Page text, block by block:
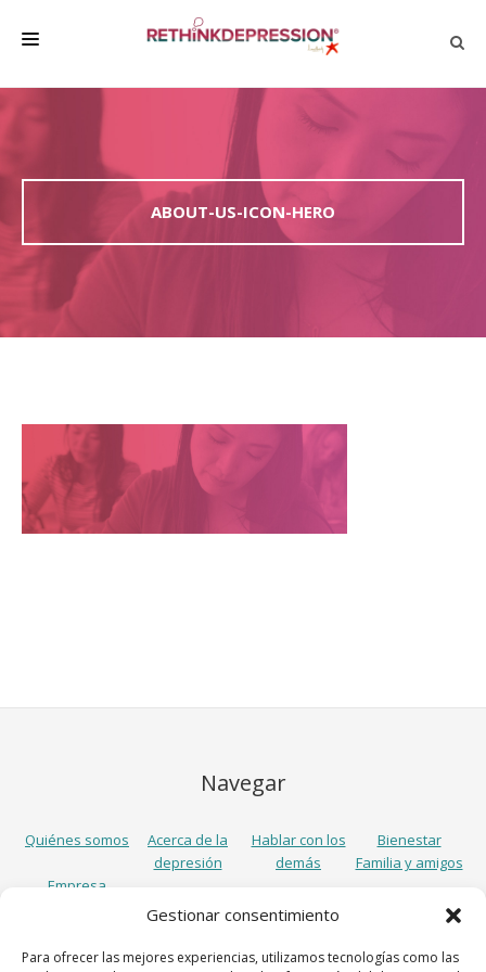
Gestionar consentimiento
Para ofrecer las mejores experiencias, utilizamos tecnologías como las
ACERCA DE LA DEPRESIÓN
HABLAR CON LOS DEMÁS
FAMILIA Y AMIGOS
ABOUT-US-ICON-HERO
Navegar
Quiénes somos
Acerca de la
depresión
Hablar con los
demás
Bienestar
Familia y amigos
Empresa
Síguenos